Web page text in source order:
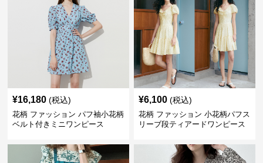
¥16,180 (税込)
花柄 ファッション パフ袖小花柄
ベルト付きミニワンピース
¥6,100 (税込)
花柄 ファッション 小花柄パフス
リーブ段ティアードワンピース